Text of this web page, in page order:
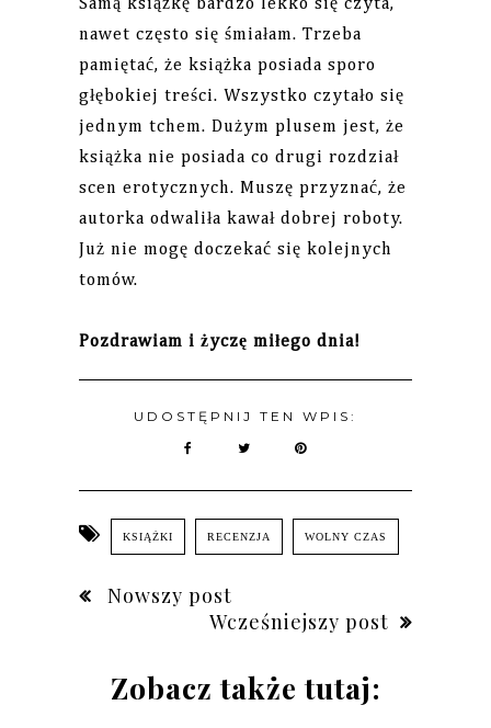
Samą książkę bardzo lekko się czyta,
nawet często się śmiałam. Trzeba
pamiętać, że książka posiada sporo
głębokiej treści. Wszystko czytało się
jednym tchem. Dużym plusem jest, że
książka nie posiada co drugi rozdział
scen erotycznych. Muszę przyznać, że
autorka odwaliła kawał dobrej roboty.
Już nie mogę doczekać się kolejnych
tomów.
Pozdrawiam i życzę miłego dnia!
UDOSTĘPNIJ TEN WPIS:
KSIĄŻKI RECENZJA WOLNY CZAS
Nowszy post
Wcześniejszy post
Zobacz także tutaj: